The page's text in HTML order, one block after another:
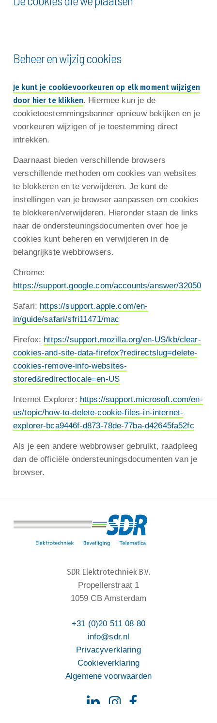
Beheer en wijzig cookies
Je kunt je cookievoorkeuren op elk moment wijzigen
door hier te klikken. Hiermee kun je de
cookietoestemmingsbanner opnieuw bekijken en je
voorkeuren wijzigen of je toestemming direct
intrekken.
Daarnaast bieden verschillende browsers
verschillende methoden om cookies van websites
te blokkeren en te verwijderen. Je kunt de
instellingen van je browser aanpassen om cookies
te blokkeren/verwijderen. Hieronder staan de links
naar de ondersteuningsdocumenten over hoe je
cookies kunt beheren en verwijderen in de
belangrijkste webbrowsers.
Chrome:
https://support.google.com/accounts/answer/32050
Safari: https://support.apple.com/en-
in/guide/safari/sfri11471/mac
Firefox: https://support.mozilla.org/en-US/kb/clear-
cookies-and-site-data-firefox?redirectslug=delete-
cookies-remove-info-websites-
stored&redirectlocale=en-US
Internet Explorer: https://support.microsoft.com/en-
us/topic/how-to-delete-cookie-files-in-internet-
explorer-bca9446f-d873-78de-77ba-d42645fa52fc
Als je een andere webbrowser gebruikt, raadpleeg
dan de officiële ondersteuningsdocumenten van je
browser.
SDR Elektrotechniek B.V.
Propellerstraat 1
1059 CB Amsterdam
+31 (0)20 511 08 80
info@sdr.nl
Privacyverklaring
Cookieverklaring
Algemene voorwaarden